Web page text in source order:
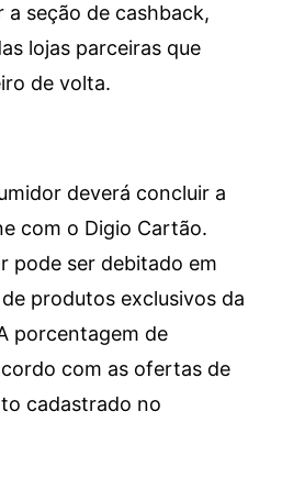
a seção de cashback,
lojas parceiras que
de volta.
deverá concluir a
com o Digio Cartão.
pode ser debitado em
produtos exclusivos da
porcentagem de
com as ofertas de
cadastrado no